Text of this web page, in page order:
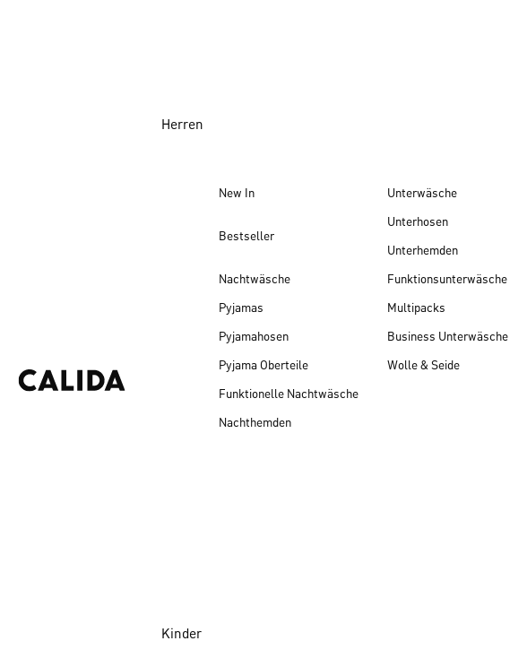
Herren
New In
Bestseller
Nachtwäsche
Pyjamas
Pyjamahosen
Pyjama Oberteile
Funktionelle Nachtwäsche
Nachthemden
Unterwäsche
Unterhosen
Unterhemden
Funktionsunterwäsche
Multipacks
Business Unterwäsche
Wolle & Seide
Kinder